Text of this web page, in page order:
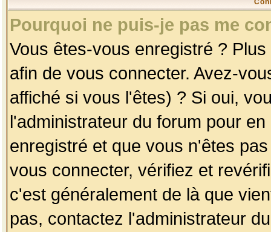
Pourquoi ne puis-je pas me
Vous êtes-vous enregistré ?
afin de vous connecter. Avez-
affiché si vous l'êtes) ? Si oui,
l'administrateur du forum pour
enregistré et que vous n'êtes
vous connecter, vérifiez et
c'est généralement de là que
pas, contactez l'administrateur